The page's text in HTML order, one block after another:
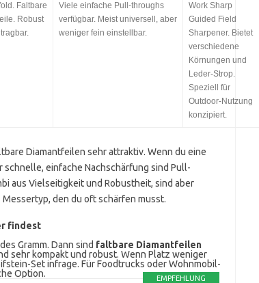
Faltbare
Robust
Viele einfache Pull-throughs
verfügbar. Meist universell, aber
weniger fein einstellbar.
Work Sharp
Guided Field
Sharpener. Bietet
verschiedene
Körnungen und
Leder-Strop.
Speziell für
Outdoor-Nutzung
konzipiert.
Diamantfeilen sehr attraktiv. Wenn du eine
schnelle, einfache Nachschärfung sind Pull-
aus Vielseitigkeit und Robustheit, sind aber
den du oft schärfen musst.
findest
Gramm. Dann sind faltbare Diamantfeilen
sehr kompakt und robust. Wenn Platz weniger
Set infrage. Für Foodtrucks oder Wohnmobil-
Option.
EMPFEHLUNG